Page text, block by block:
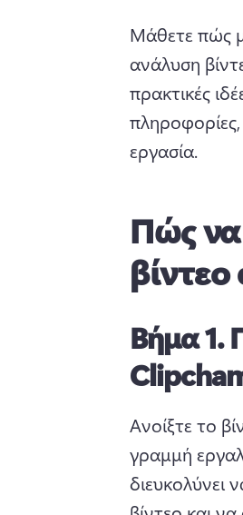
Μάθετε πώς
ανάλυση
πρακτικές
εργασία.
Πώς να
Βήμα 1.
Ανοίξτε το
γραμμή
διευκολύνει